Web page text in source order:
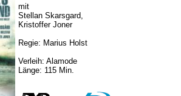
mit
Stellan Skarsgard,
Kristoffer Joner
Regie: Marius Holst
Verleih: Alamode
Länge: 115 Min.